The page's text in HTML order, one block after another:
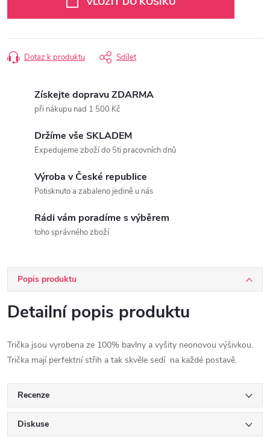
Dotaz k produktu Sdílet
Získejte dopravu ZDARMA
při nákupu nad 1 500 Kč
Držíme vše SKLADEM
Expedujeme zboží do 5ti pracovních dnů
Výroba v České republice
Potisknuto a zabaleno jedině u nás
Rádi vám poradíme s výběrem
toho správného zboží
Popis produktu
Detailní popis produktu
Trička jsou vyrobena ze 100% bavlny a vyšity neonovou výšivkou.
Trička mají perfektní střih a tak skvěle sedí na každé postavě.
Recenze
Diskuse